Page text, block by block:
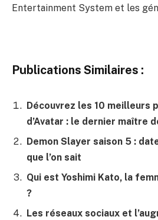
Entertainment System et les
Publications Similaires :
Découvrez les 10 meilleurs
d’Avatar : le dernier maître
Demon Slayer saison 5 :
que l’on sait
Qui est Yoshimi Kato, la
?
Les réseaux sociaux et